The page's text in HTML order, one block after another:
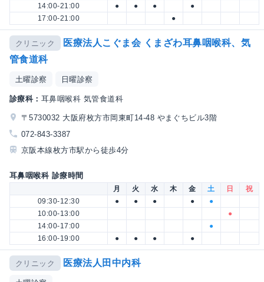
14:00-21:00
● ● ●
●
17:00-21:00
●
クリニック
医療法人こぐま会 くまざわ耳鼻咽喉科、気
管食道科
土曜診察 日曜診察
診療科： 耳鼻咽喉科 気管食道科
〒5730032 大阪府枚方市岡東町14-48 やまぐちビル3階
072-843-3387
京阪本線枚方市駅から徒歩4分
耳鼻咽喉科 診療時間
月 火 水 木 金 土 日
祝
09:30-12:30
● ● ● ●
●
10:00-13:00
●
14:00-17:00
●
16:00-19:00
● ● ● ●
クリニック 医療法人田中内科